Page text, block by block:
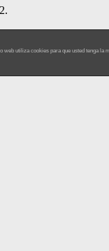
web utiliza cookies para que usted tenga la